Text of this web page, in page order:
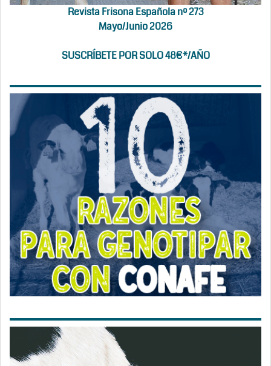
Revista Frisona Española nº 273
Mayo/Junio 2026
SUSCRÍBETE POR SOLO 48€*/AÑO